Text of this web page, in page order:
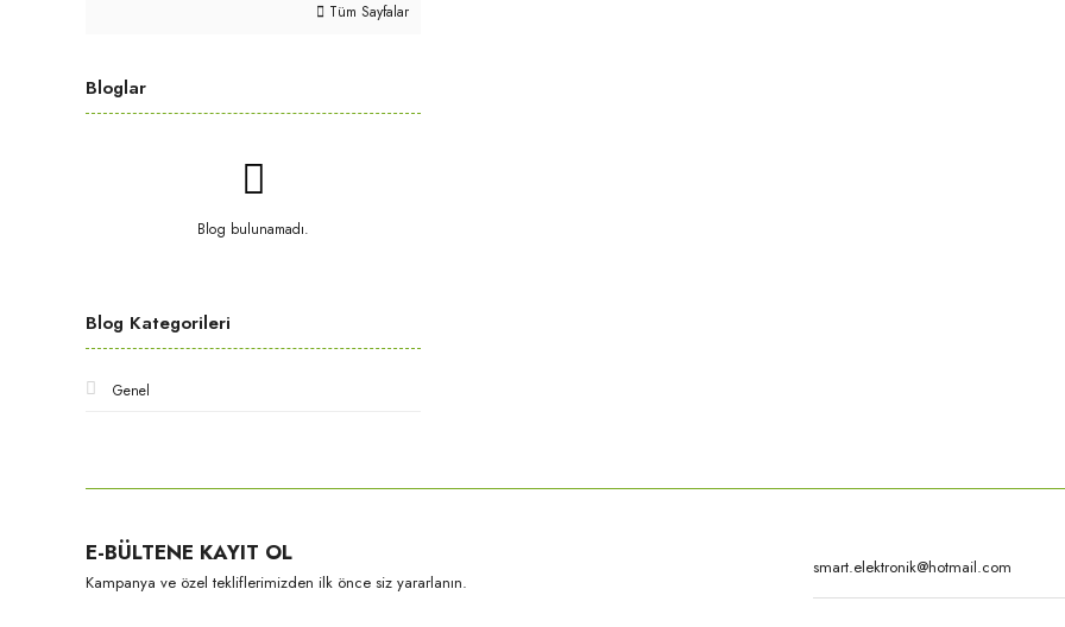
Tüm Sayfalar
Bloglar
Blog bulunamadı.
Blog Kategorileri
Genel
E-BÜLTENE KAYIT OL
Kampanya ve özel tekliflerimizden ilk önce siz yararlanın.